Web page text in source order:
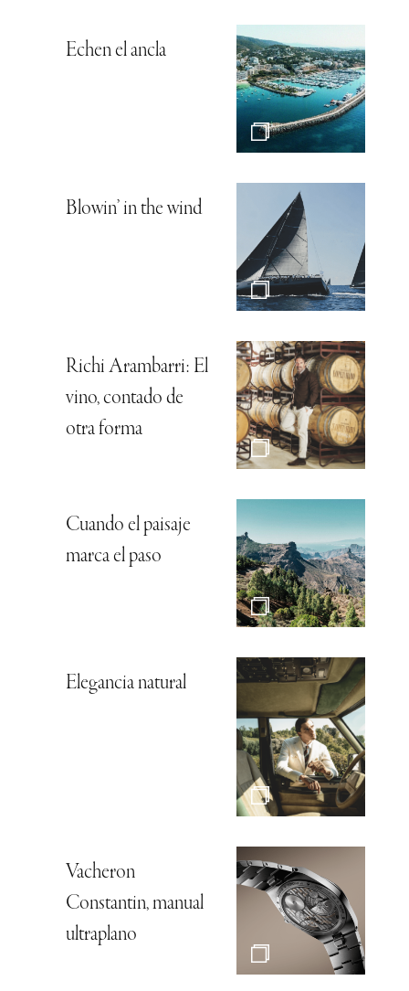
Echen el ancla
Blowin’ in the wind
Richi Arambarri: El
vino, contado de
otra forma
Cuando el paisaje
marca el paso
Elegancia natural
Vacheron
Constantin, manual
ultraplano